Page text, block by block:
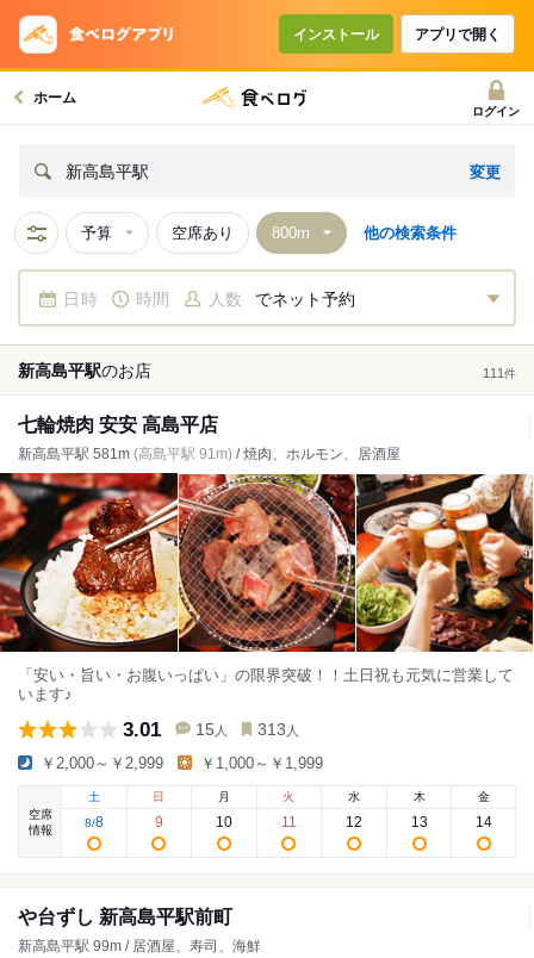
インストール アプリで開く
ホーム
ログイン
新高島平駅 変更
予算 空席あり 他の検索条件
日時 時間 人数 でネット予約
新高島平駅のお店 111 件
七輪焼肉 安安 高島平店
新高島平駅 581m (高島平駅 91m) / 焼肉、ホルモン、居酒屋
「安い・旨い・お腹いっぱい」の限界突破！！土日祝も元気に営業して
います♪
3.01 15 人 313 人
￥2,000～￥2,999 ￥1,000～￥1,999
空席
情報
土
8/8
日
9
月
10
火
11
水
12
木
13
金
14
や台ずし 新高島平駅前町
新高島平駅 99m / 居酒屋、寿司、海鮮